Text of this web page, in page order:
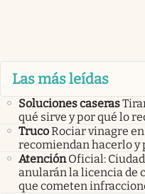
Las más leídas
Soluciones caseras
qué sirve y por qué lo
TrucoRociar vinagre
recomiendan hacerlo y
Atención Oficial:
anularán la licencia de
que cometen